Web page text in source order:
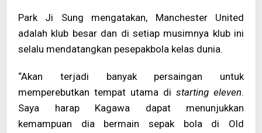
Park Ji Sung mengatakan, Manchester United
adalah klub besar dan di setiap musimnya klub ini
selalu mendatangkan pesepakbola kelas dunia.
“Akan terjadi banyak persaingan untuk
memperebutkan tempat utama di starting eleven.
Saya harap Kagawa dapat menunjukkan
kemampuan dia bermain sepak bola di Old